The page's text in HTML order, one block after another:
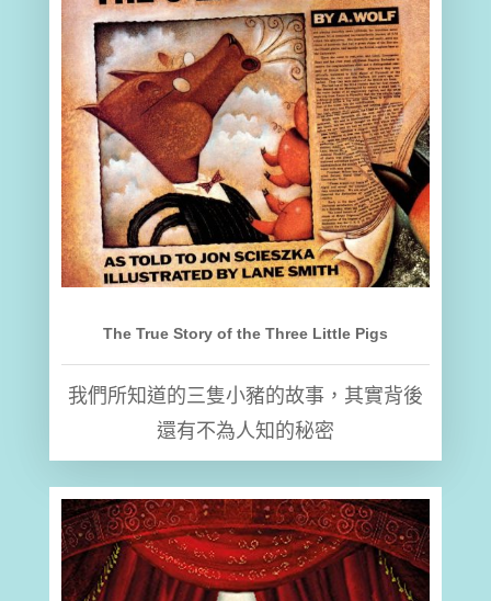
The True Story of the Three Little Pigs
我們所知道的三隻小豬的故事，其實背後
還有不為人知的秘密